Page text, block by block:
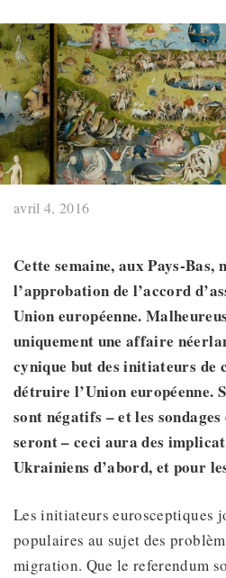
avril 4, 2016
Cette semaine, aux Pays-Bas,
l’approbation de l’accord
Union européenne.
uniquement une affaire
cynique but des initiateurs de
détruire l’Union européenne.
sont négatifs – et les
seront – ceci aura des
Ukrainiens d’abord, et pour
Les initiateurs eurosceptiques
populaires au sujet des
migration. Que le referendum